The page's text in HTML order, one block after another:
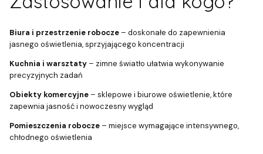
Biura i przestrzenie robocze – doskonałe do zapewnienia
jasnego oświetlenia, sprzyjającego koncentracji
Kuchnia i warsztaty – zimne światło ułatwia wykonywanie
precyzyjnych zadań
Obiekty komercyjne – sklepowe i biurowe oświetlenie, które
zapewnia jasność i nowoczesny wygląd
Pomieszczenia robocze – miejsce wymagające intensywnego,
chłodnego oświetlenia